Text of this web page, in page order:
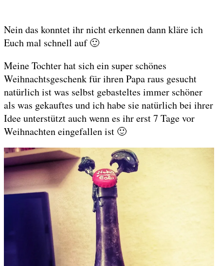
Nein das konntet ihr nicht erkennen dann kläre ich
Euch mal schnell auf 🙂
Meine Tochter hat sich ein super schönes
Weihnachtsgeschenk für ihren Papa raus gesucht
natürlich ist was selbst gebasteltes immer schöner
als was gekauftes und ich habe sie natürlich bei ihrer
Idee unterstützt auch wenn es ihr erst 7 Tage vor
Weihnachten eingefallen ist 🙂